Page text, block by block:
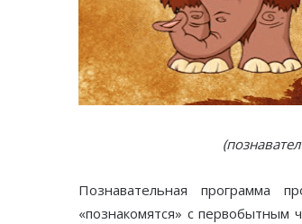
Познавательная программа
«познакомятся» с первобытным